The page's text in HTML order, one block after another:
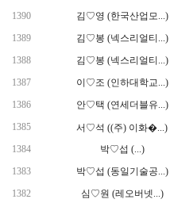
1390
김♡영 (한국산업모...)
1389
김♡봉 (넥스리얼티...)
1388
김♡봉 (넥스리얼티...)
1387
이♡조 (인하대학교...)
1386
안♡택 (연세더블유...)
1385
서♡석 ((주) 이화�...)
1384
박♡섭 (...)
1383
박♡섭 (동일기술공...)
1382
심♡원 (레오버넷...)